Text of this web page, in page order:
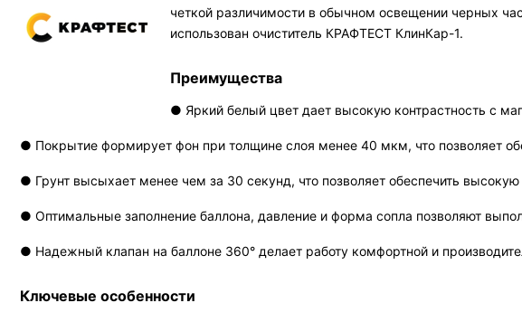
четкой различимости в обычном освещении черных
использован очиститель КРАФТЕСТ КлинКар-1.
Преимущества
● Яркий белый цвет дает высокую контрастность с
● Покрытие формирует фон при толщине слоя менее 40 мкм, что позволяет
● Грунт высыхает менее чем за 30 секунд, что позволяет обеспечить
● Оптимальные заполнение баллона, давление и форма сопла позволяют
● Надежный клапан на баллоне 360° делает работу комфортной и
Ключевые особенности